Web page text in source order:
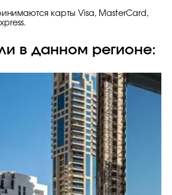
карты Visa, MasterCard,
в данном регионе: